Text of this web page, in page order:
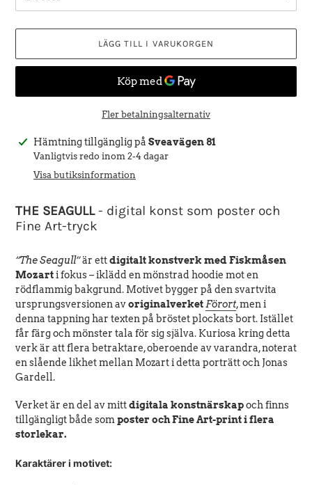
LÄGG TILL I VARUKORGEN
Fler betalningsalternativ
Lägger
produkten
varukorg
Hämtning tillgänglig på Sveavägen 81
Vanligtvis redo inom 2-4 dagar
Visa butiksinformation
THE SEAGULL- digital konst som poster och
Fine Art-tryck
“The Seagull”är ettdigitalt konstverk med Fiskmåsen
Mozarti fokus – iklädd en mönstrad hoodie mot en
rödflammig bakgrund. Motivet bygger på den svartvita
ursprungsversionen avoriginalverket Förort, men i
denna tappning har texten på bröstet plockats bort. Istället
får färg och mönster tala för sig själva. Kuriosa kring detta
verk är att flera betraktare, oberoende av varandra, noterat
en slående likhet mellan Mozart i detta porträtt och Jonas
Gardell.
Verket är en del av mittdigitala konstnärskapoch finns
tillgängligt både somposter och Fine Art-print i flera
storlekar.
Karaktärer i motivet: